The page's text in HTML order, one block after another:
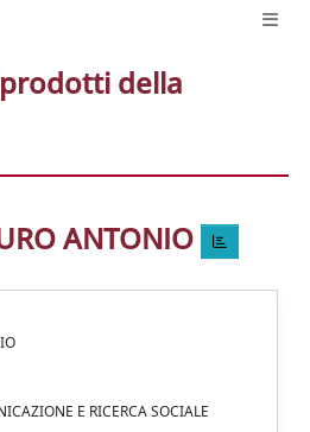
della
ANTONIO
E RICERCA SOCIALE